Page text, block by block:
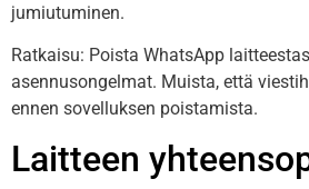
jumiutuminen.
Ratkaisu: Poista WhatsApp
asennusongelmat. Muista, että
ennen sovelluksen poistamista.
Laitteen